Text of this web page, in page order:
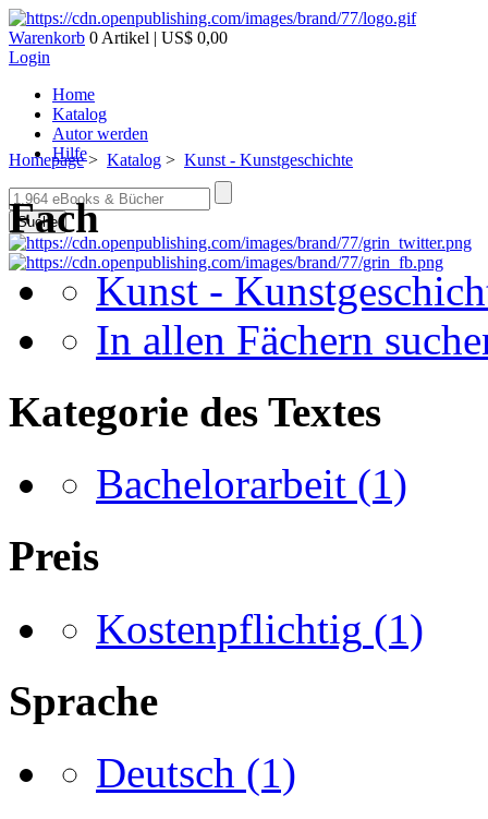
Warenkorb 0 Artikel | US$ 0,00
Login
Home
Katalog
Autor werden
Hilfe
Suche
Homepage> Katalog > Kunst - Kunstgeschichte
Fach
Kunst -
In allen Fächern
Kategorie des Textes
Bachelorarbeit (1)
Preis
Kostenpflichtig (1)
Sprache
Deutsch (1)